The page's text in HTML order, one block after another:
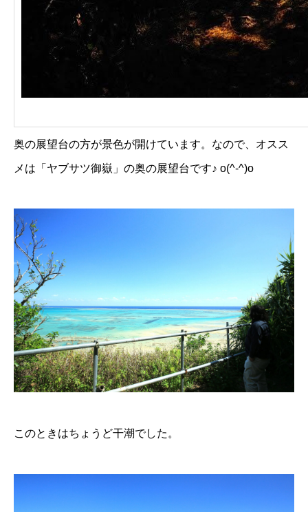
奥の展望台の方が景色が開けています。なので、オスス
メは「ヤブサツ御嶽」の奥の展望台です♪ o(^-^)o
このときはちょうど干潮でした。